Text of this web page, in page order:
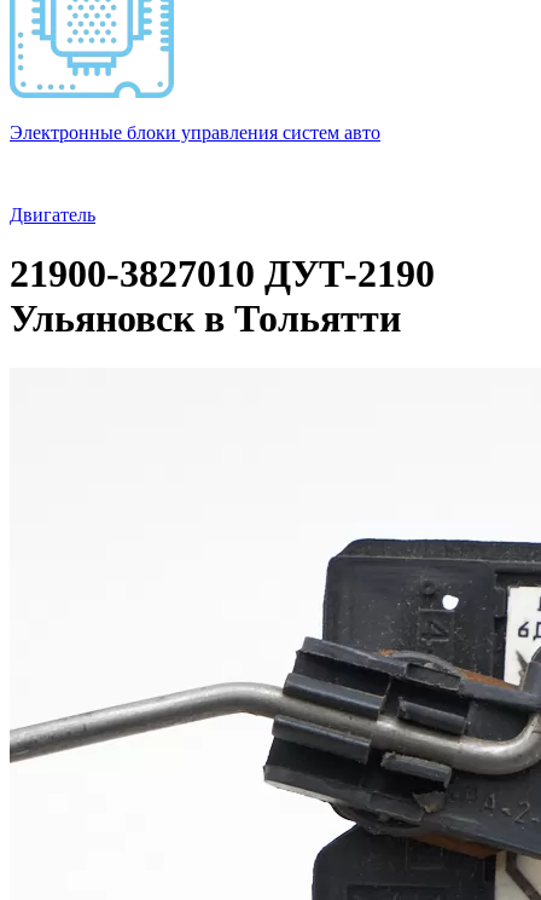
Электронные блоки управления систем авто
Двигатель
21900-3827010 ДУТ-2190
Ульяновск в Тольятти